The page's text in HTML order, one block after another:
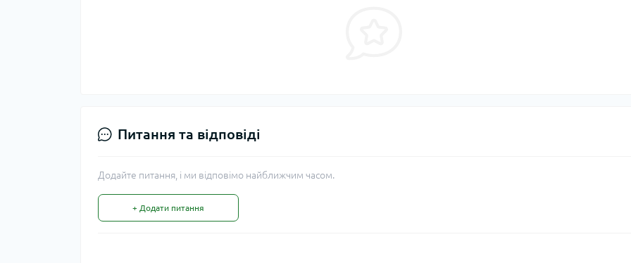
Питання та відповіді
Додайте питання, і ми відповімо найближчим часом.
+ Додати питання